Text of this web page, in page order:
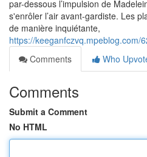
par-dessous l’impulsion de
s'enrôler l’air avant-gardiste. Les
de manière inquiétante,
https://keeganfczvq.mpeblog.com/
Comments
Who
Comments
Submit a Comment
No HTML